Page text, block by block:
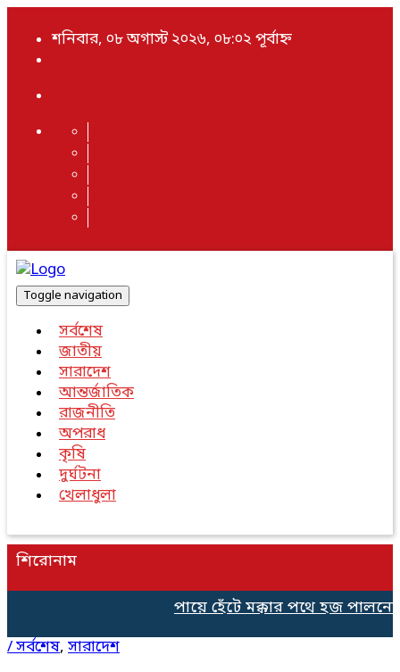
শনিবার, ০৮ অগাস্ট ২০২৬, ০৮:০২ পূর্বাহ্ন
Toggle navigation
সর্বশেষ
জাতীয়
সারাদেশ
আন্তর্জাতিক
রাজনীতি
অপরাধ
কৃষি
দুর্ঘটনা
খেলাধুলা
শিরোনাম
পায়ে হেঁটে মক্কার পথে হজ
/সর্বশেষ, সারাদেশ